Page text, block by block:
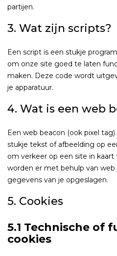
partijen.
3. Wat zijn scripts?
Een script is een stukje
om onze site goed te laten
maken. Deze code wordt
je apparatuur.
4. Wat is een web
Een web beacon (ook pixel
stukje tekst of afbeelding op
om verkeer op een site in
worden er met behulp van web
gegevens van je opgeslagen.
5. Cookies
5.1 Technische of
cookies